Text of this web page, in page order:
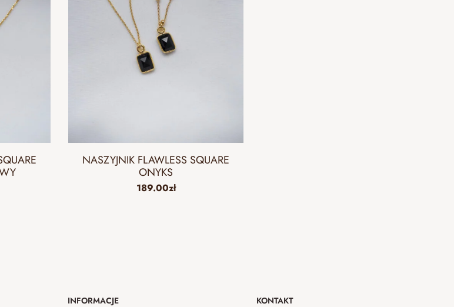
NASZYJNIK FLAWLESS SQUARE
ONYKS
189.00zł
INFORMACJE KONTAKT